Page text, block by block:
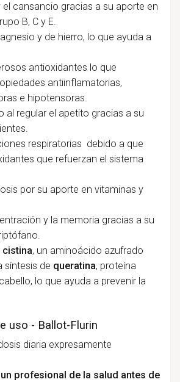
el cansancio gracias a su aporte en
B, C y E.
y de hierro, lo que ayuda a
antioxidantes lo que
antiinflamatorias,
e hipotensoras.
al regular el apetito gracias a su
respiratorias debido a que
que refuerzan el sistema
por su aporte en vitaminas y
y la memoria gracias a su
cistina, un aminoácido azufrado
síntesis de queratina, proteína
lo que ayuda a prevenir la
uso - Ballot-Flurin
diaria expresamente
profesional de la salud antes de